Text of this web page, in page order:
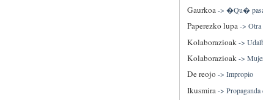
Gaurkoa-> �Qu�
Paperezko lupa-> Otra
Kolaborazioak ->
Kolaborazioak->
De reojo -> Impropio
Ikusmira->